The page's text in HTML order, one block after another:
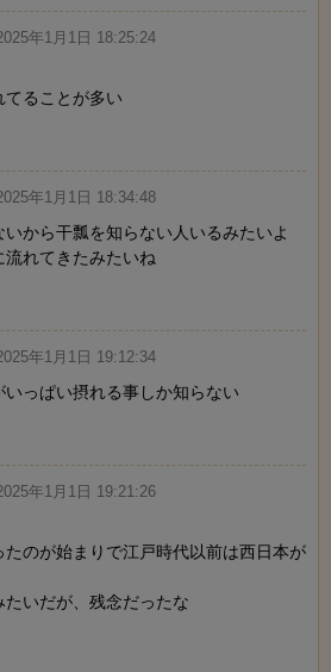
年1月1日 18:25:24
ることが多い
年1月1日 18:34:48
から干瓢を知らない人いるみたいよ
れてきたみたいね
年1月1日 19:12:34
っぱい摂れる事しか知らない
年1月1日 19:21:26
のが始まりで江戸時代以前は西日本が
いだが、残念だったな